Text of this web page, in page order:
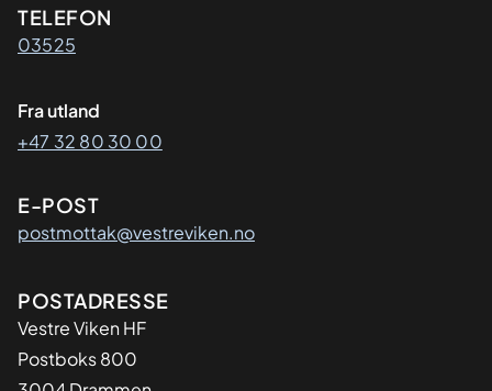
Kontaktinformasjon
TELEFON
03525
Fra utland
+47 32 80 30 00
E-POST
postmottak@vestreviken.no
Adresse
POSTADRESSE
Vestre Viken HF
Postboks 800